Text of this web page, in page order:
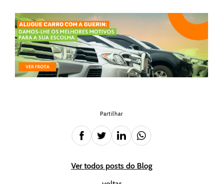
Partilhar
Ver todos posts do Blog